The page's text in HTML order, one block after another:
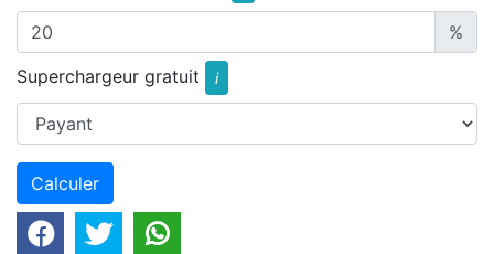
%
Superchargeur gratuit
i